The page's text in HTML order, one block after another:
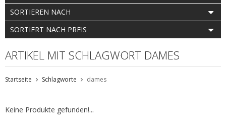
SORTIEREN NACH
SORTIERT NACH PREIS
ARTIKEL MIT SCHLAGWORT DAMES
Startseite Schlagworte dames
Keine Produkte gefunden!...